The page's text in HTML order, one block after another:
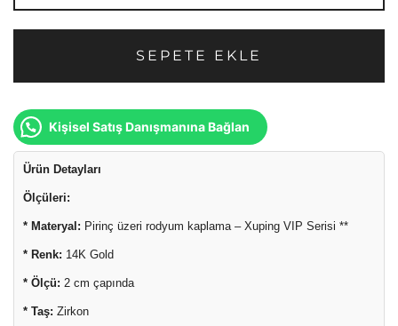
SEPETE EKLE
Kişisel Satış Danışmanına Bağlan
Ürün Detayları
Ölçüleri:
* Materyal: Pirinç üzeri rodyum kaplama – Xuping VIP Serisi **
* Renk: 14K Gold
* Ölçü: 2 cm çapında
* Taş: Zirkon